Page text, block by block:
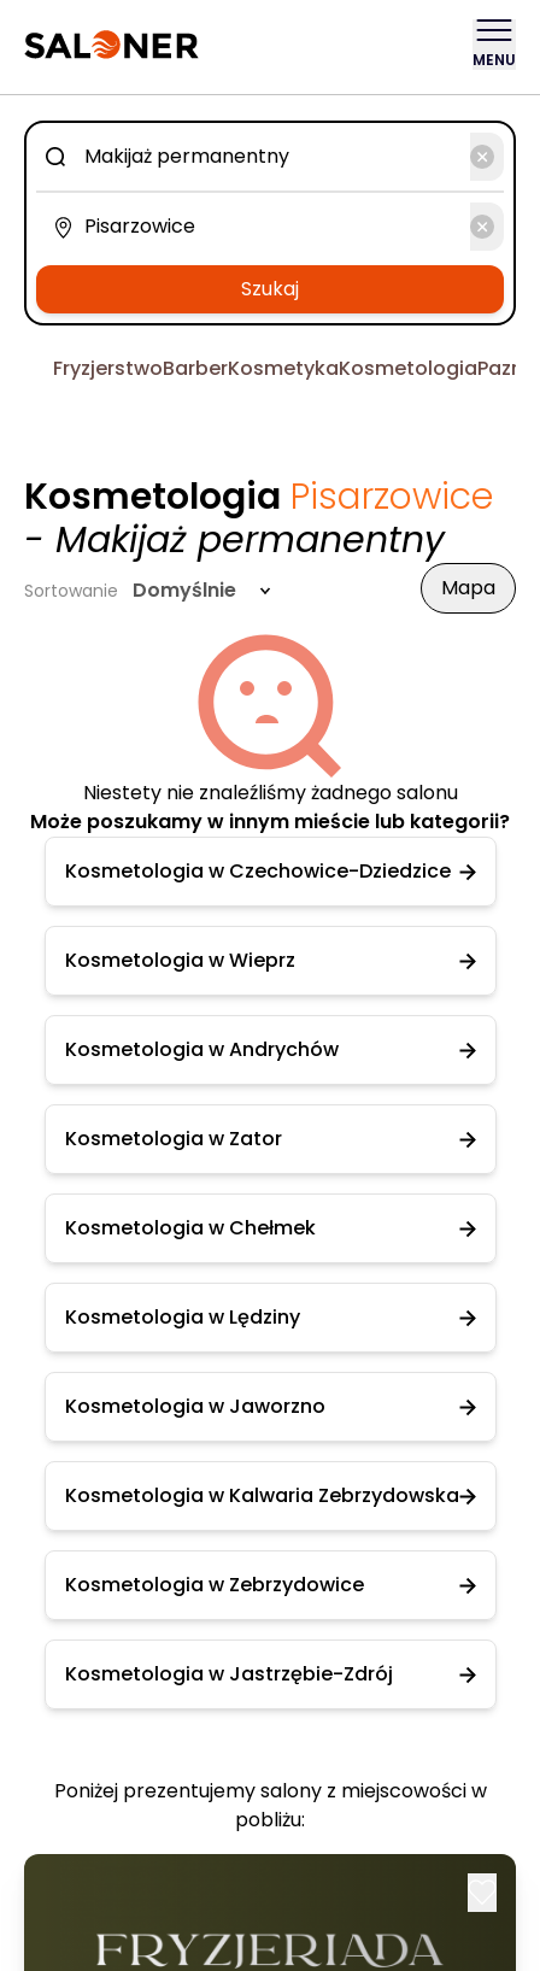
MENU
Szukaj
FryzjerstwoBarberKosmetykaKosmetologia
Kosmetologia Pisarzowice
- Makijaż permanentny
Sortowanie Domyślnie Mapa
Niestety nie znaleźliśmy żadnego salonu
Może poszukamy w innym mieście lub kategorii?
Kosmetologia w Czechowice-Dziedzice
Kosmetologia w Wieprz
Kosmetologia w Andrychów
Kosmetologia w Zator
Kosmetologia w Chełmek
Kosmetologia w Lędziny
Kosmetologia w Jaworzno
Kosmetologia w Kalwaria Zebrzydowska
Kosmetologia w Zebrzydowice
Kosmetologia w Jastrzębie-Zdrój
Poniżej prezentujemy salony z miejscowości w
pobliżu: